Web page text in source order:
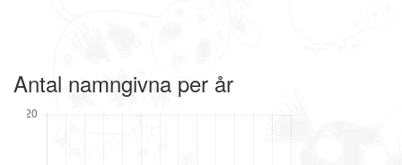
Antal namngivna per år